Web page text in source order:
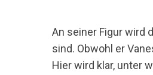
An seiner Figur wird
sind. Obwohl er
Hier wird klar, unter